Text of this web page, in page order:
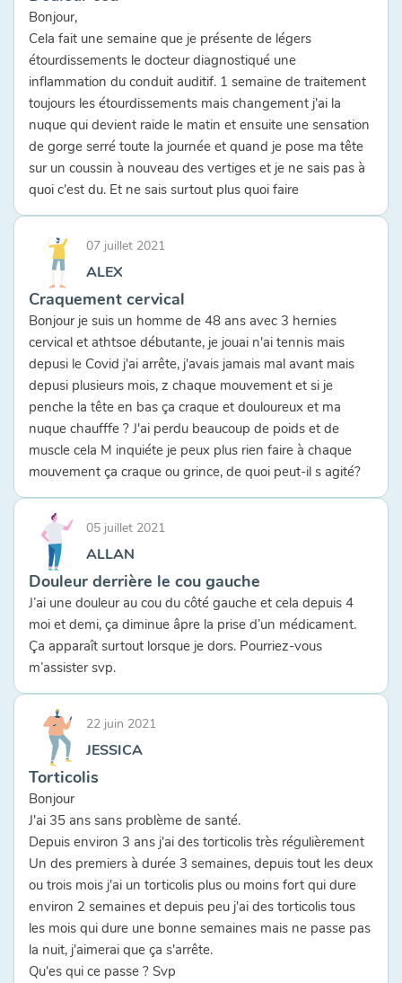
Bonjour,
Cela fait une semaine que je présente de légers
étourdissements le docteur diagnostiqué une
inflammation du conduit auditif. 1 semaine de traitement
toujours les étourdissements mais changement j'ai la
nuque qui devient raide le matin et ensuite une sensation
de gorge serré toute la journée et quand je pose ma tête
sur un coussin à nouveau des vertiges et je ne sais pas à
quoi c'est du. Et ne sais surtout plus quoi faire
07 juillet 2021
ALEX
Craquement cervical
Bonjour je suis un homme de 48 ans avec 3 hernies
cervical et athtsoe débutante, je jouai n'ai tennis mais
depusi le Covid j'ai arrête, j'avais jamais mal avant mais
depusi plusieurs mois, z chaque mouvement et si je
penche la tête en bas ça craque et douloureux et ma
nuque chaufffe ? J'ai perdu beaucoup de poids et de
muscle cela M inquiéte je peux plus rien faire à chaque
mouvement ça craque ou grince, de quoi peut-il s agité?
05 juillet 2021
ALLAN
Douleur derrière le cou gauche
J’ai une douleur au cou du côté gauche et cela depuis 4
moi et demi, ça diminue âpre la prise d’un médicament.
Ça apparaît surtout lorsque je dors. Pourriez-vous
m’assister svp.
22 juin 2021
JESSICA
Torticolis
Bonjour
J'ai 35 ans sans problème de santé.
Depuis environ 3 ans j'ai des torticolis très régulièrement
Un des premiers à durée 3 semaines, depuis tout les deux
ou trois mois j'ai un torticolis plus ou moins fort qui dure
environ 2 semaines et depuis peu j'ai des torticolis tous
les mois qui dure une bonne semaines mais ne passe pas
la nuit, j'aimerai que ça s'arrête.
Qu'es qui ce passe ? Svp